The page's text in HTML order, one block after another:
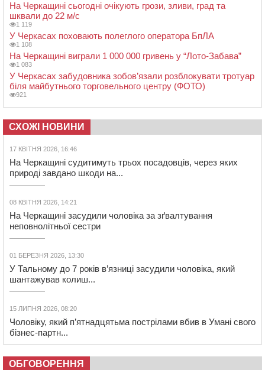
На Черкащині сьогодні очікують грози, зливи, град та
шквали до 22 м/с
1 119
У Черкасах поховають полеглого оператора БпЛА
1 108
На Черкащині виграли 1 000 000 гривень у “Лото-Забава”
1 083
У Черкасах забудовника зобов’язали розблокувати тротуар
біля майбутнього торговельного центру (ФОТО)
921
СХОЖІ НОВИНИ
17 КВІТНЯ 2026, 16:46
На Черкащині судитимуть трьох посадовців, через яких
природі завдано шкоди на...
08 КВІТНЯ 2026, 14:21
На Черкащині засудили чоловіка за зґвалтування
неповнолітньої сестри
01 БЕРЕЗНЯ 2026, 13:30
У Тальному до 7 років в’язниці засудили чоловіка, який
шантажував колиш...
15 ЛИПНЯ 2026, 08:20
Чоловіку, який п’ятнадцятьма пострілами вбив в Умані свого
бізнес-партн...
ОБГОВОРЕННЯ